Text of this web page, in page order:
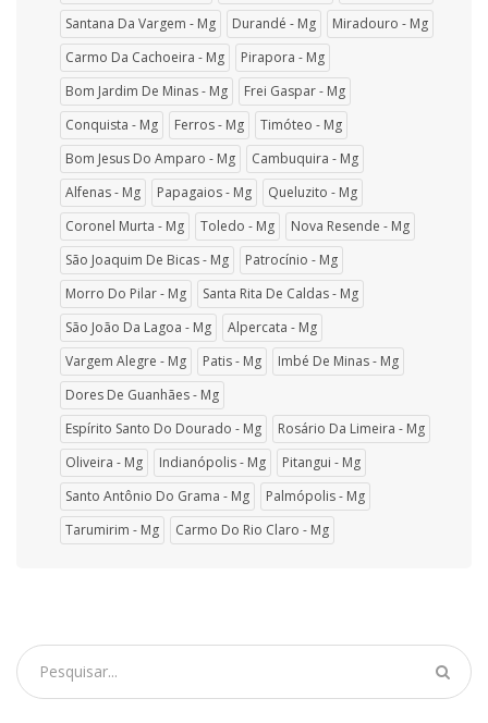
Santana Da Vargem - Mg
Durandé - Mg
Miradouro - Mg
Carmo Da Cachoeira - Mg
Pirapora - Mg
Bom Jardim De Minas - Mg
Frei Gaspar - Mg
Conquista - Mg
Ferros - Mg
Timóteo - Mg
Bom Jesus Do Amparo - Mg
Cambuquira - Mg
Alfenas - Mg
Papagaios - Mg
Queluzito - Mg
Coronel Murta - Mg
Toledo - Mg
Nova Resende - Mg
São Joaquim De Bicas - Mg
Patrocínio - Mg
Morro Do Pilar - Mg
Santa Rita De Caldas - Mg
São João Da Lagoa - Mg
Alpercata - Mg
Vargem Alegre - Mg
Patis - Mg
Imbé De Minas - Mg
Dores De Guanhães - Mg
Espírito Santo Do Dourado - Mg
Rosário Da Limeira - Mg
Oliveira - Mg
Indianópolis - Mg
Pitangui - Mg
Santo Antônio Do Grama - Mg
Palmópolis - Mg
Tarumirim - Mg
Carmo Do Rio Claro - Mg